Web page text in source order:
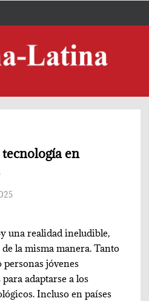
en
una realidad ineludible,
la misma manera. Tanto
jóvenes
adaptarse a los
Incluso en países